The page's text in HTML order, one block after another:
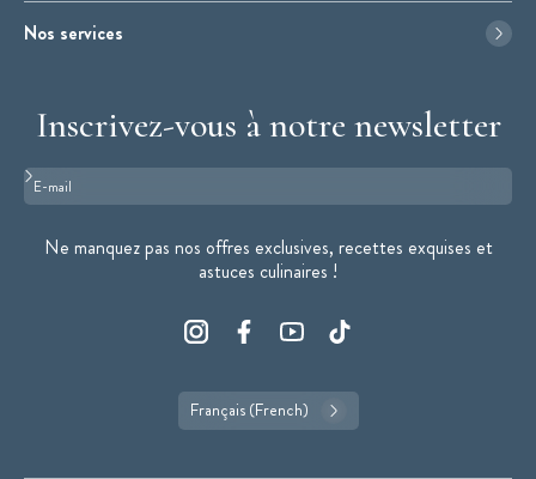
Nos services
Inscrivez-vous à notre newsletter
Format : adresse@email.com
Ne manquez pas nos offres exclusives, recettes exquises et
astuces culinaires !
Français (French)